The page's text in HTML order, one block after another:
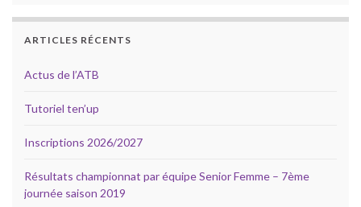
ARTICLES RÉCENTS
Actus de l’ATB
Tutoriel ten’up
Inscriptions 2026/2027
Résultats championnat par équipe Senior Femme – 7ème
journée saison 2019